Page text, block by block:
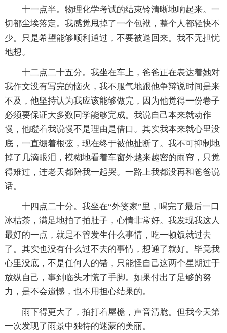
十一点半。物理化学考试的结束铃清晰地响起来。一
切都尘埃落定。我感觉甩掉了一个包袱，整个人都轻快不
少。只是希望能够顺利通过，不要被退回来。我不无担忧
地想。
十二点二十五分。我坐在车上，爸爸正在表达着她对
我作文没有写完的恼火，我不服气地跟他争辩说时间是来
不及，他坚持认为我应该能够做完，因为他觉得一份卷子
必须要保证大多数同学能够完成。我说自己本来就动作
慢，他瞪着我说慢不是理由是借口。其实我本来就心里没
底，一直绷着根弦，现在终于被他扯断了。我不可抑制地
掉了几滴眼泪，模糊地看着车窗外越来越密的雨帘，只觉
得难过，连老天都陪我一起哭。一路上我都没再和爸爸说
话。
十四点二十分。我坐在“外婆家”里，喝完了最后一口
冰桔茶，满足地拍了拍肚子，心情非常好。我发现我这人
最好的一点，就是不管发生什么事情，吃一顿饭就过去
了。其实也没有什么过不去的事情，想通了就好。毕竟我
心里没底，不是任何人的错，只能怪自己这两个星期过于
放纵自己，事到临头才慌了手脚。如果付出了足够的努
力，是不会遗憾，也不用担心结果的。
雨下得更大了，拍打着屋檐，声音清脆。但我今天第
一次发现了雨景中独特的迷蒙的美丽。